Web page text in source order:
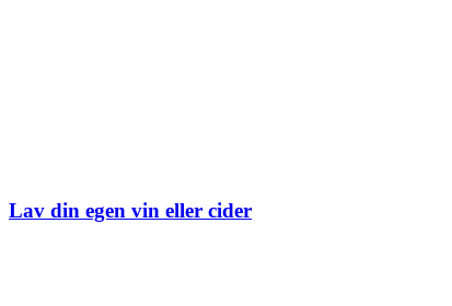
Lav din egen vin eller cider